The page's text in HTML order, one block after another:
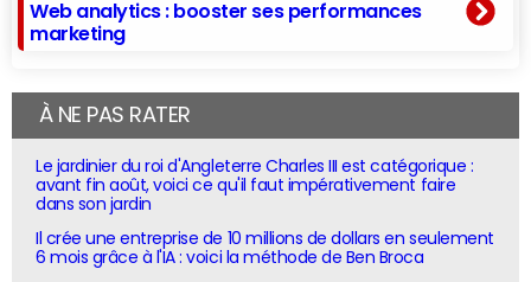
Web analytics : booster ses performances
marketing
À NE PAS RATER
Le jardinier du roi d'Angleterre Charles III est catégorique :
avant fin août, voici ce qu'il faut impérativement faire
dans son jardin
Il crée une entreprise de 10 millions de dollars en seulement
6 mois grâce à l'IA : voici la méthode de Ben Broca